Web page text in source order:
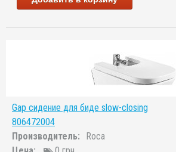
Gap сидение для биде slow-closing
806472004
Производитель:
Roca